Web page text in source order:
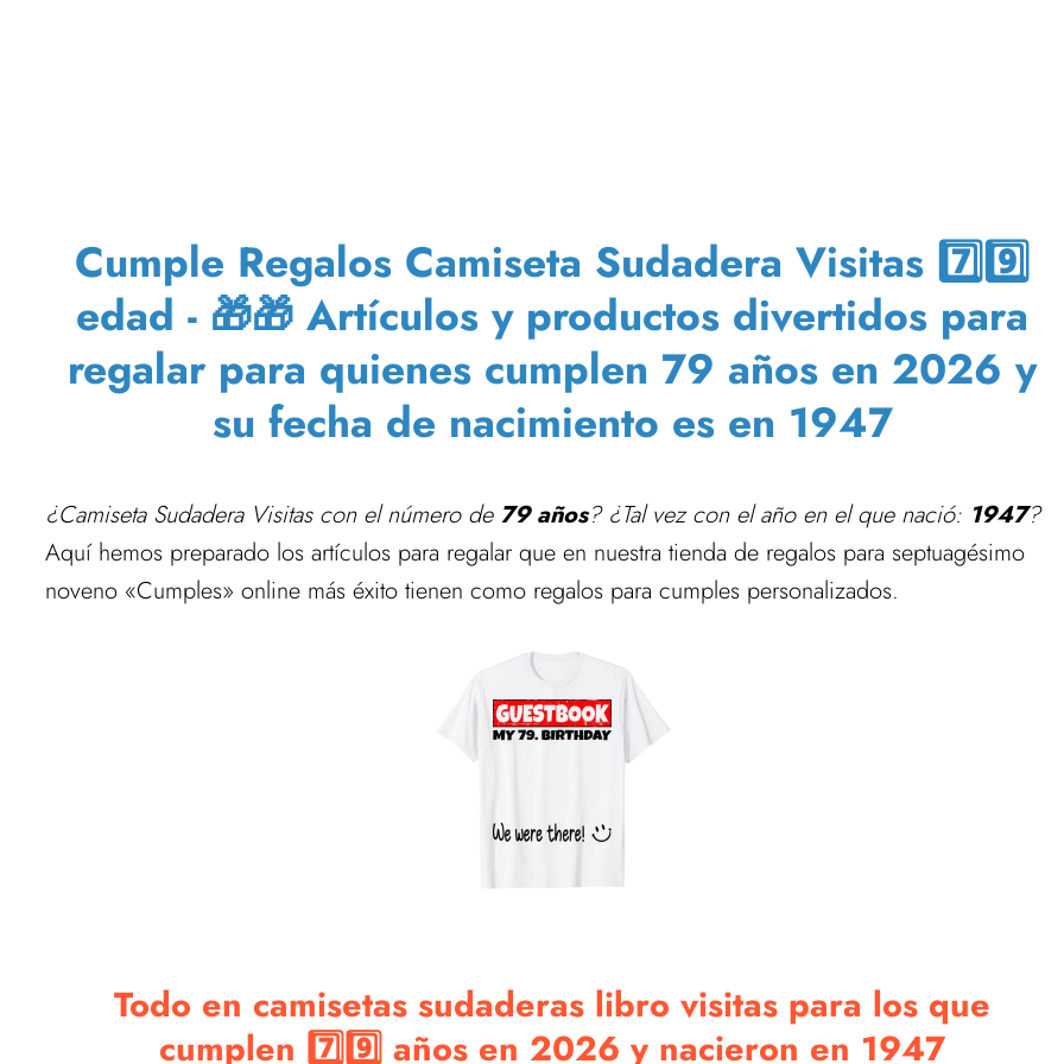
Cumple Regalos Camiseta Sudadera Visitas 7️⃣9️⃣
edad - 🎁🎁 Artículos y productos divertidos para
regalar para quienes cumplen 79 años en 2026 y
su fecha de nacimiento es en 1947
¿Camiseta Sudadera Visitas con el número de 79 años? ¿Tal vez con el año en el que nació: 1947?
Aquí hemos preparado los artículos para regalar que en nuestra tienda de regalos para septuagésimo
noveno «Cumples» online más éxito tienen como regalos para cumples personalizados.
Todo en camisetas sudaderas libro visitas para los que
cumplen 7️⃣9️⃣ años en 2026 y nacieron en 1947